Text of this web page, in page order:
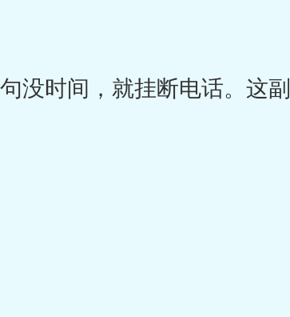
没时间，就挂断电话。这副